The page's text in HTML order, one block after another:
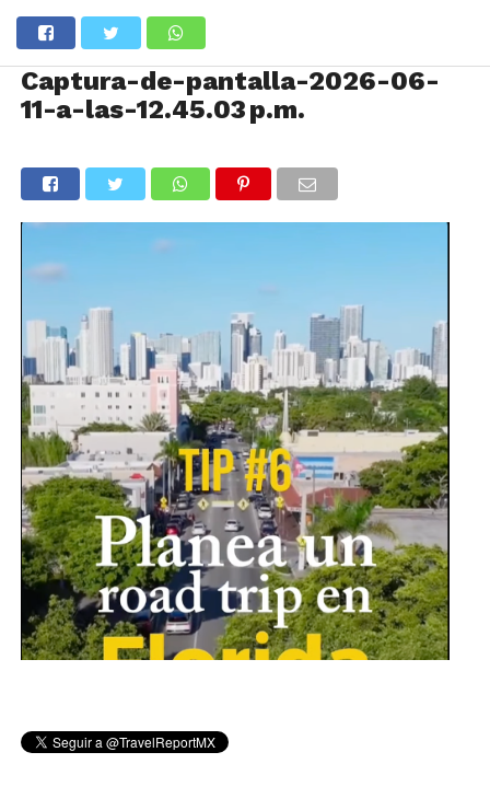
Captura-de-pantalla-2026-06-
11-a-las-12.45.03 p.m.